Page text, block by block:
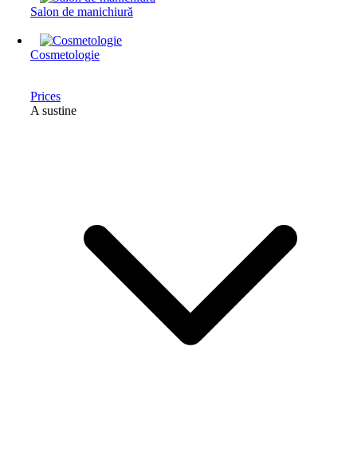
Salon de manichiură
Cosmetologie
Prices
A sustine